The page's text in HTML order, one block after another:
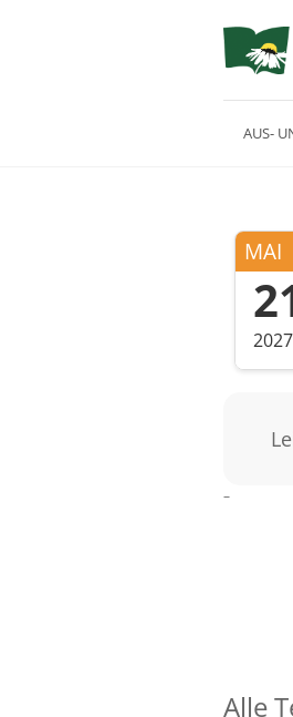
AUS-
MAI
2027
–
Alle